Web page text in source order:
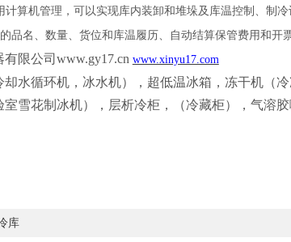
计算机管理，可以实现库内装卸和堆垛及库温控制、制
品名、数量、货位和库温履历、自动结算保管费用和开
限公司 www.gy17.cn www.xinyu17.com
水循环机，冰水机），超低温冰箱，冻干机（
雪花制冰机），层析冷柜，（冷藏柜），气溶
库